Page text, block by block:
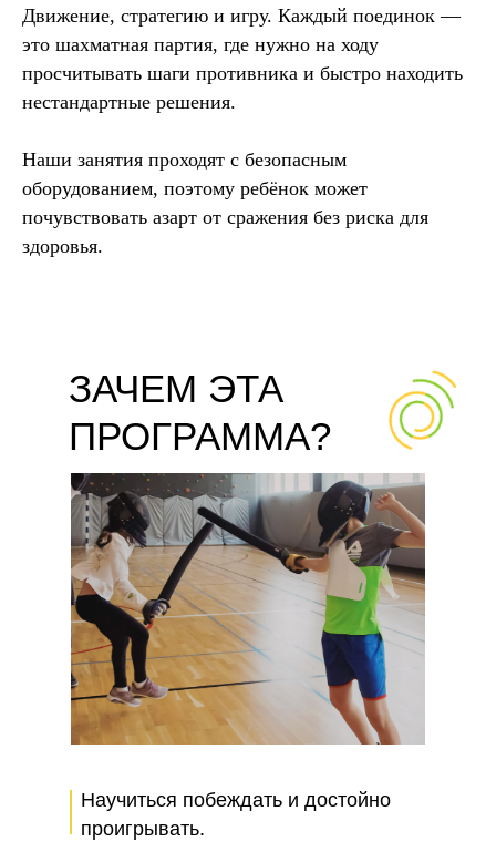
Движение, стратегию и игру. Каждый поединок —
это шахматная партия, где нужно на ходу
просчитывать шаги противника и быстро находить
нестандартные решения.
Наши занятия проходят с безопасным
оборудованием, поэтому ребёнок может
почувствовать азарт от сражения без риска для
здоровья.
ЗАЧЕМ ЭТА
ПРОГРАММА?
Научиться побеждать и достойно
проигрывать.